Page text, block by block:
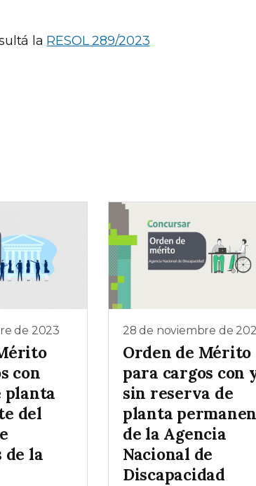
la RESOL 289/2023
de 2023
con
planta
del
de la
28 de noviembre de
Orden de Mérito
para cargos con
sin reserva de
planta
de la Agencia
Nacional de
Discapacidad